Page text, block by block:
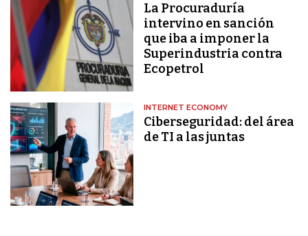
La Procuraduría
intervino en sanción
que iba a imponer la
Superindustria contra
Ecopetrol
INTERNET ECONOMY
Ciberseguridad: del área
de TI a las juntas